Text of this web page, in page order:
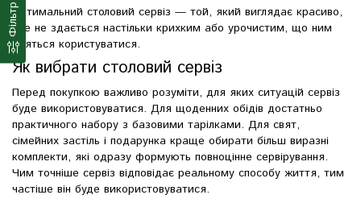
ФільтрОптимальний столовий сервіз — той, який виглядає красиво,
але не здається настільки крихким або урочистим, що ним
бояться користуватися.
Як вибрати столовий сервіз
Перед покупкою важливо розуміти, для яких ситуацій сервіз
буде використовуватися. Для щоденних обідів достатньо
практичного набору з базовими тарілками. Для свят,
сімейних застіль і подарунка краще обирати більш виразні
комплекти, які одразу формують повноцінне сервірування.
Чим точніше сервіз відповідає реальному способу життя, тим
частіше він буде використовуватися.